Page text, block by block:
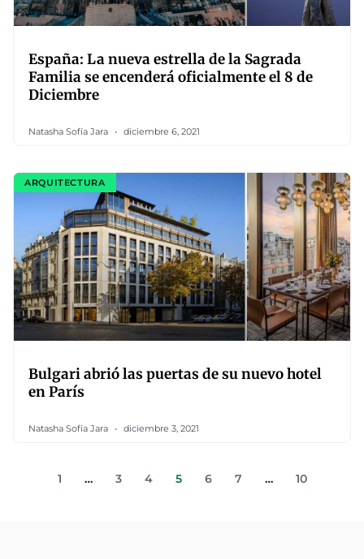
España: La nueva estrella de la Sagrada
Familia se encenderá oficialmente el 8 de
Diciembre
Natasha Sofía Jara diciembre 6, 2021
ARQUITECTURA
Bulgari abrió las puertas de su nuevo hotel
en París
Natasha Sofía Jara diciembre 3, 2021
1 … 3 4 5 6 7 … 10